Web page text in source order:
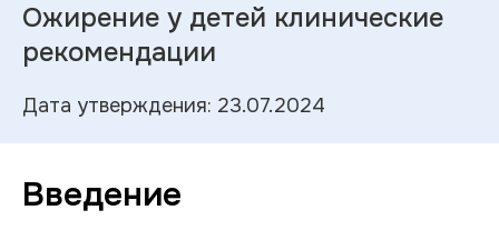
Ожирение у детей клинические
рекомендации
Дата утверждения: 23.07.2024
Введение